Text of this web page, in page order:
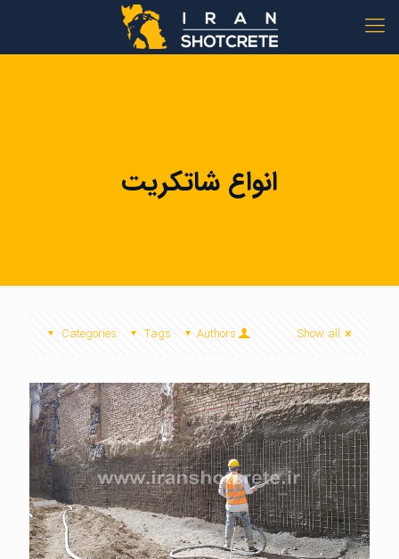
انواع شاتکریت
Categories Tags Authors Show all